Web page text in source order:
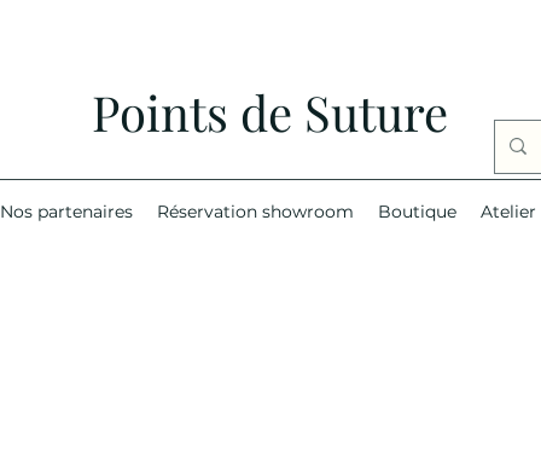
Points de Suture
Nos partenaires Réservation showroom Boutique Atelier